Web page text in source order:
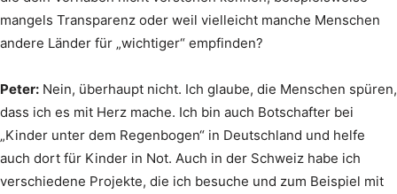
mangels Transparenz oder weil vielleicht manche Menschen
andere Länder für „wichtiger“ empfinden?
Peter: Nein, überhaupt nicht. Ich glaube, die Menschen spüren,
dass ich es mit Herz mache. Ich bin auch Botschafter bei
„Kinder unter dem Regenbogen“ in Deutschland und helfe
auch dort für Kinder in Not. Auch in der Schweiz habe ich
verschiedene Projekte, die ich besuche und zum Beispiel mit